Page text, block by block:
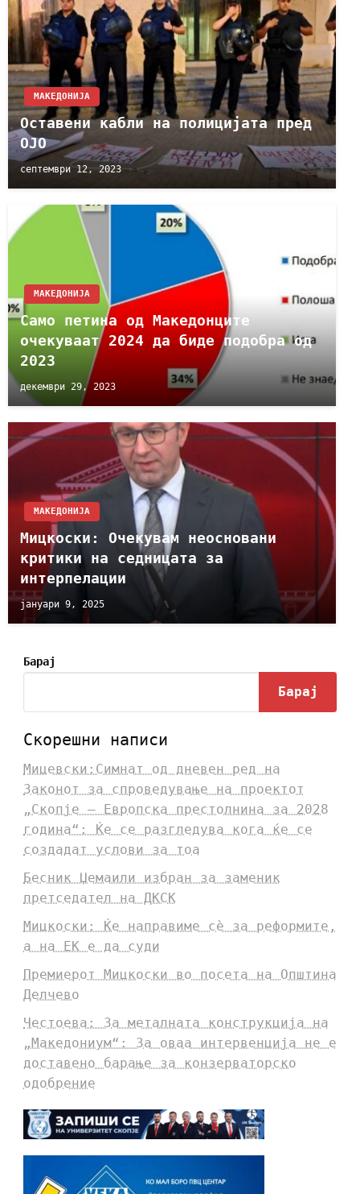
МАКЕДОНИЈА
Оставени кабли на полицијата пред
ОЈО
септември 12, 2023
МАКЕДОНИЈА
Само петина од Македонците
очекуваат 2024 да биде подобра од
2023
декември 29, 2023
МАКЕДОНИЈА
Мицкоски: Очекувам неосновани
критики на седницата за
интерпелации
јануари 9, 2025
Барај
Барај
Скорешни написи
Мицевски:Симнат од дневен ред на
Законот за спроведување на проектот
„Скопје – Европска престолнина за 2028
година“: Ќе се разгледува кога ќе се
создадат услови за тоа
Бесник Џемаили избран за заменик
претседател на ДКСК
Мицкоски: Ќе направиме сè за реформите,
а на ЕК е да суди
Премиерот Мицкоски во посета на Општина
Делчево
Честоева: За металната конструкција на
„Македониум“: За оваа интервенција не е
доставено барање за конзерваторско
одобрение